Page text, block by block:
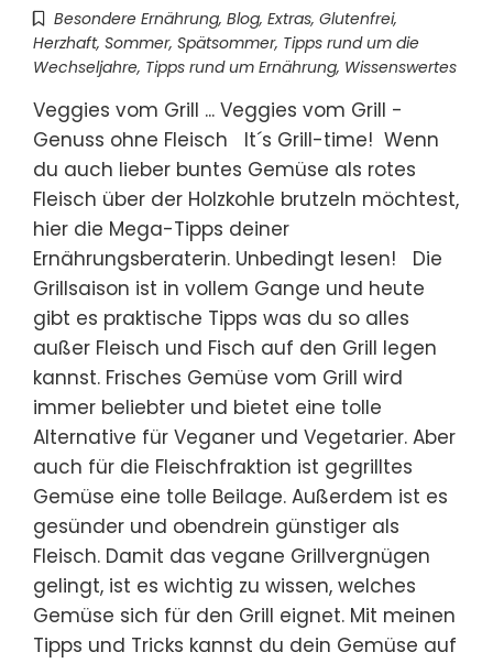
Besondere Ernährung, Blog, Extras, Glutenfrei,
Herzhaft, Sommer, Spätsommer, Tipps rund um die
Wechseljahre, Tipps rund um Ernährung, Wissenswertes
Veggies vom Grill ... Veggies vom Grill -
Genuss ohne Fleisch It´s Grill-time! Wenn
du auch lieber buntes Gemüse als rotes
Fleisch über der Holzkohle brutzeln möchtest,
hier die Mega-Tipps deiner
Ernährungsberaterin. Unbedingt lesen! Die
Grillsaison ist in vollem Gange und heute
gibt es praktische Tipps was du so alles
außer Fleisch und Fisch auf den Grill legen
kannst. Frisches Gemüse vom Grill wird
immer beliebter und bietet eine tolle
Alternative für Veganer und Vegetarier. Aber
auch für die Fleischfraktion ist gegrilltes
Gemüse eine tolle Beilage. Außerdem ist es
gesünder und obendrein günstiger als
Fleisch. Damit das vegane Grillvergnügen
gelingt, ist es wichtig zu wissen, welches
Gemüse sich für den Grill eignet. Mit meinen
Tipps und Tricks kannst du dein Gemüse auf